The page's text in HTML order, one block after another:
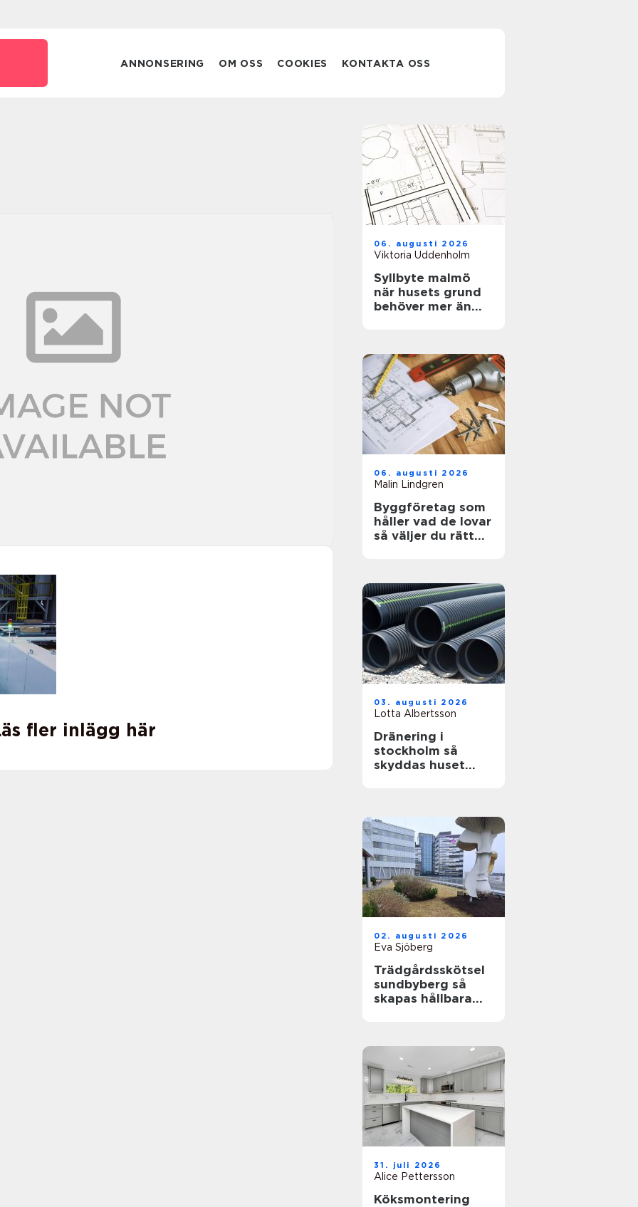
ANNONSERING OM OSS COOKIES KONTAKTA OSS
fler inlägg här
06. augusti 2026
Viktoria Uddenholm
Syllbyte malmö
när husets grund
behöver mer än
06. augusti 2026
Malin Lindgren
Byggföretag som
håller vad de lovar
så väljer du rätt
03. augusti 2026
Lotta Albertsson
Dränering i
stockholm så
skyddas huset
02. augusti 2026
Eva Sjöberg
Trädgårdsskötsel
sundbyberg så
skapas hållbara
31. juli 2026
Alice Pettersson
Köksmontering